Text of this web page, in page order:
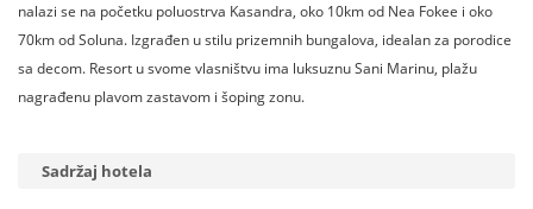
nalazi se na početku poluostrva Kasandra, oko 10km od Nea Fokee i oko
70km od Soluna. Izgrađen u stilu prizemnih bungalova, idealan za porodice
sa decom. Resort u svome vlasništvu ima luksuznu Sani Marinu, plažu
nagrađenu plavom zastavom i šoping zonu.
Sadržaj hotela